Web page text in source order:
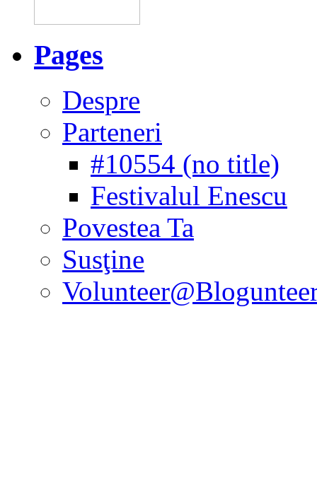
Pages
Despre
Parteneri
#10554 (no title)
Festivalul Enescu
Povestea Ta
Susţine